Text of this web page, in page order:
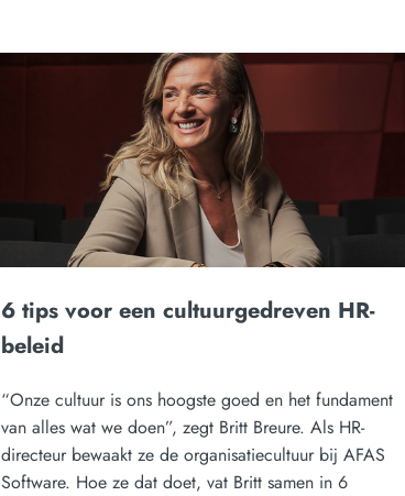
6 tips voor een cultuurgedreven HR-
beleid
“Onze cultuur is ons hoogste goed en het fundament
van alles wat we doen”, zegt Britt Breure. Als HR-
directeur bewaakt ze de organisatiecultuur bij AFAS
Software. Hoe ze dat doet, vat Britt samen in 6